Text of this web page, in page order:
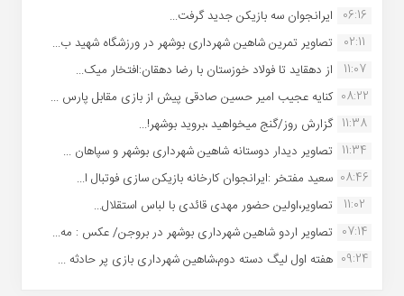
06:16 ایرانجوان سه بازیکن جدید گرفت...
02:11
تصاویر تمرین شاهین شهردارى بوشهر در ورزشگاه شهید ب...
11:07
از دهقاید تا فولاد خوزستان با رضا دهقان:افتخار میک...
08:22 کنایه عجیب امیر حسین صادقی پیش از بازی مقابل پارس ...
11:38 گزارش روز/گنج میخواهید ،بروید بوشهر!...
11:34 تصاویر دیدار دوستانه شاهین شهردارى بوشهر و سپاهان ...
08:46 سعید مفتخر :ایرانجوان کارخانه بازیکن سازی فوتبال ا...
11:02
تصاویر،اولین حضور مهدی قائدی با لباس استقلال...
07:14 تصاویر اردو شاهین شهرداری بوشهر در بروجن/ عکس : مه...
09:24 هفته اول لیگ دسته دوم،شاهین شهرداری بازی پر حادثه ...